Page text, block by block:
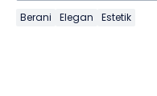
Berani Elegan Estetik